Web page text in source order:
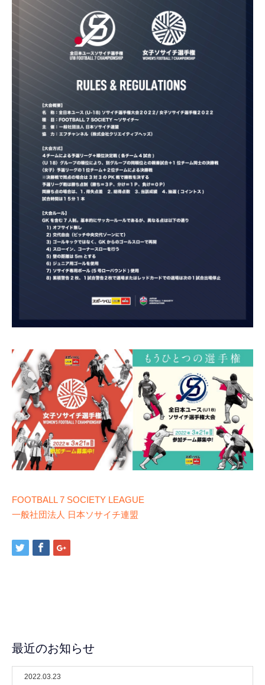
FOOTBALL 7 SOCIETY LEAGUE
一般社団法人 日本ソサイチ連盟
最近のお知らせ
2022.03.23